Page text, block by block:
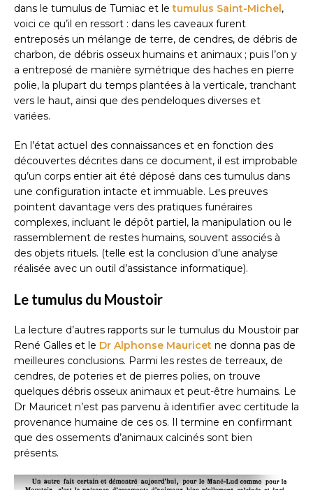
dans le tumulus de Tumiac et letumulus Saint-Michel,
voici ce qu’il en ressort : dans les caveaux furent
entreposés un mélange de terre, de cendres, de débris de
charbon, de débris osseux humains et animaux ; puis l’on y
a entreposé de manière symétrique des haches en pierre
polie, la plupart du temps plantées à la verticale, tranchant
vers le haut, ainsi que des pendeloques diverses et
variées.
En l’état actuel des connaissances et en fonction des
découvertes décrites dans ce document, il est improbable
qu’un corps entier ait été déposé dans ces tumulus dans
une configuration intacte et immuable. Les preuves
pointent davantage vers des pratiques funéraires
complexes, incluant le dépôt partiel, la manipulation ou le
rassemblement de restes humains, souvent associés à
des objets rituels. (telle est la conclusion d’une analyse
réalisée avec un outil d’assistance informatique).
Le tumulus du Moustoir
La lecture d’autres rapports sur le tumulus du Moustoir par
René Galles et le Dr Alphonse Mauricet ne donna pas de
meilleures conclusions. Parmi les restes de terreaux, de
cendres, de poteries et de pierres polies, on trouve
quelques débris osseux animaux et peut-être humains. Le
Dr Mauricet n’est pas parvenu à identifier avec certitude la
provenance humaine de ces os. Il termine en confirmant
que des ossements d’animaux calcinés sont bien
présents.